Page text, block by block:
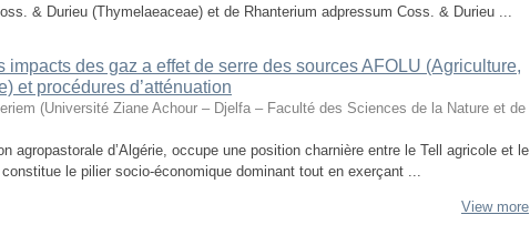
& Durieu (Thymelaeaceae) et de Rhanterium adpressum Coss. & Durieu ...
impacts des gaz a effet de serre des sources AFOLU (Agriculture,
et procédures d’atténuation
(Université Ziane Achour – Djelfa – Faculté des Sciences de la Nature et de
agropastorale d’Algérie, occupe une position charnière entre le Tell agricole et le
le pilier socio-économique dominant tout en exerçant ...
View more